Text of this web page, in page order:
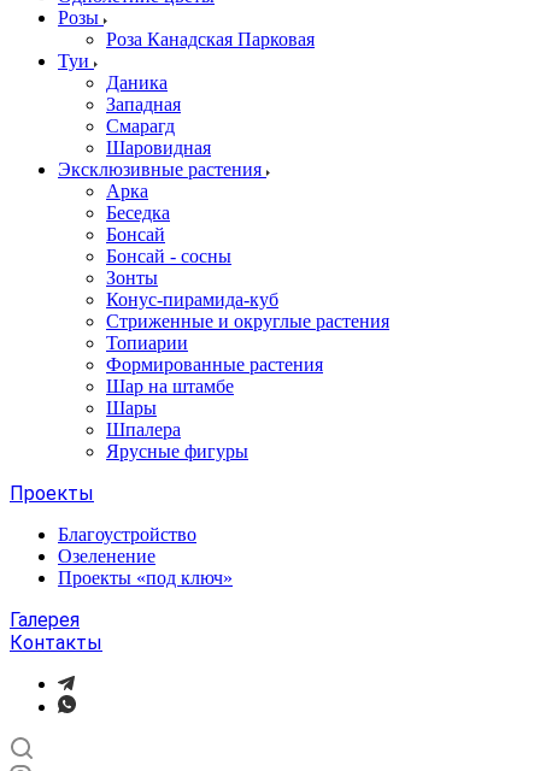
Розы
Роза Канадская Парковая
Туи
Даника
Западная
Смарагд
Шаровидная
Эксклюзивные растения
Арка
Беседка
Бонсай
Бонсай - сосны
Зонты
Конус-пирамида-куб
Стриженные и округлые растения
Топиарии
Формированные растения
Шар на штамбе
Шары
Шпалера
Ярусные фигуры
Проекты
Благоустройство
Озеленение
Проекты «под ключ»
Галерея
Контакты